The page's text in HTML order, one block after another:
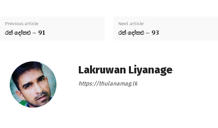
Previous article
රත් දෝතළු – 91
Next article
රත් දෝතළු – 93
Lakruwan Liyanage
https://thulanamag.lk